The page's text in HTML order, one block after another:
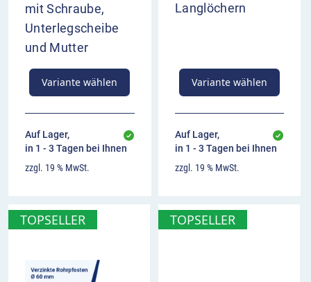
mit Schraube,
Unterlegscheibe
und Mutter
Variante wählen
Auf Lager,
in 1 - 3 Tagen bei Ihnen
zzgl. 19 % MwSt.
Langlöchern
Variante wählen
Auf Lager,
in 1 - 3 Tagen bei Ihnen
zzgl. 19 % MwSt.
TOPSELLER TOPSELLER